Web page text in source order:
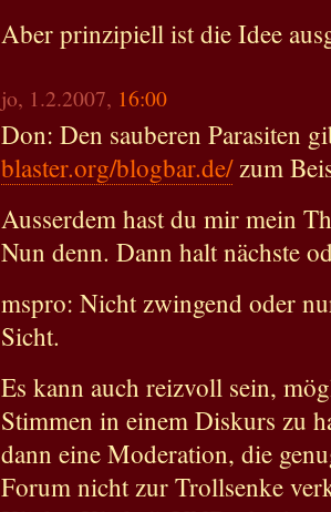
Aber prinzipiell ist die Idee
jo, 1.2.2007, 16:00
Don: Den sauberen Parasiten
blaster.org/blogbar.de/zum
Ausserdem hast du mir mein
Nun denn. Dann halt nächste
mspro: Nicht zwingend oder
Sicht.
Es kann auch reizvoll sein,
Stimmen in einem Diskurs zu
dann eine Moderation, die
Forum nicht zur Trollsenke